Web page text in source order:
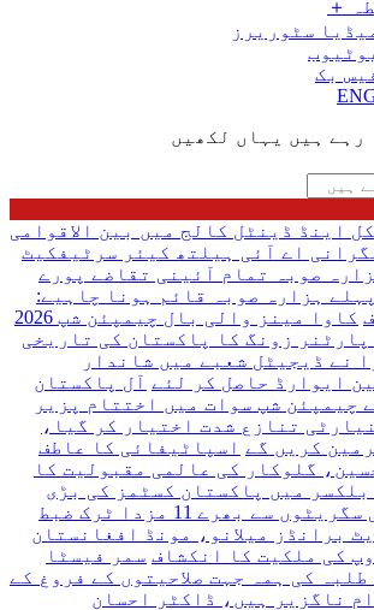
＋
سٹوریرز
بک
رہے ہیں یہاں لکھیں
اینڈ ڈینٹل کالج میں بین الاقوامی
اے آئی ہیلتھ کیئر سرٹیفکیٹ
صوبہ تمام آئینی تقاضے پورے
ہزارہ صوبہ قائم ہونا چاہیے:
کاوا مینز والی بال چیمپئن شپ 2026
زونگ کا پاکستان کی تاریخی
نے ڈیجیٹل شعبے میں شاندار
ایوارڈ حاصل کر لئے آل پاکستان
چیمپئن شپ سوات میں اختتام پزیر
تنازع شدت اختیار کر گیا،
کریں گے اسپاٹیفائی کا عاطف
گلوکار کی عالمی مقبولیت کا
بلکسر میں پاکستان کسٹمز کی بڑی
سے بھرے 11 مزدا ٹرک ضبط
برانڈز میلانو، مونڈ افغانستان
کی ملکیت کا انکشاف سمر فیسٹا
طلبہ کی ہمہ جہت صلاحیتوں کے فروغ کے
ناگزیر ہیں، ڈاکٹر احسان